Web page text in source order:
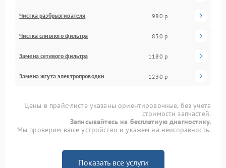
Чистка разбрызгивателя 980 р
Чистка сливного фильтра 830 р
Замена сетевого фильтра 1180 р
Замена жгута электропроводки 1230 р
Цены в прайс-листе указаны ориентировочные, без учета
стоимости запчастей.
Записывайтесь на бесплатную диагностику.
Мы проверим ваше устройство и укажем на неисправность.
Показать все услуги